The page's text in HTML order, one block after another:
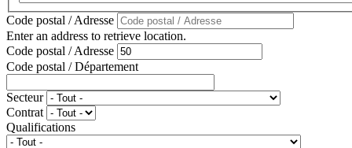
Code postal / Adresse
Enter an address to retrieve location.
Code postal / Adresse
Code postal / Département
Secteur
Contrat
Qualifications